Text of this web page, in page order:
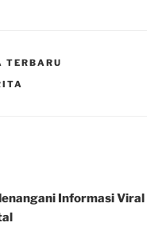
TERBARU
Informasi Viral